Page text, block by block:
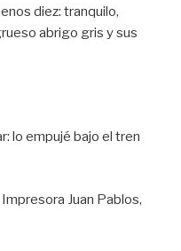
diez: tranquilo,
abrigo gris y sus
lo empujé bajo el tren
Juan Pablos,